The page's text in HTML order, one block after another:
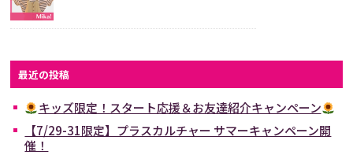
最近の投稿
キッズ限定！スタート応援＆お友達紹介キャンペーン
【7/29-31限定】プラスカルチャー サマーキャンペーン開
催！